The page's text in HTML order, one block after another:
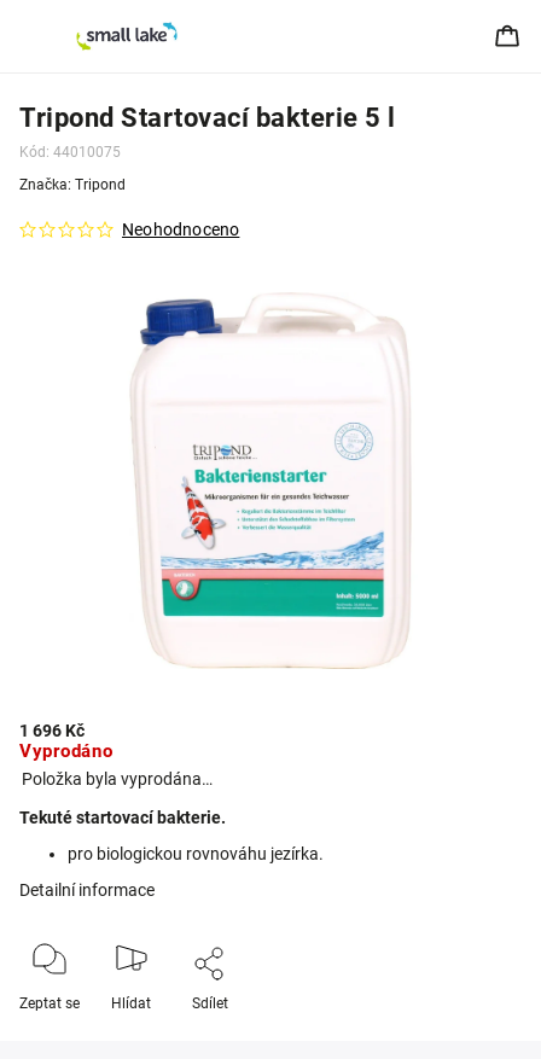
Tripond Startovací bakterie 5 l
Kód: 44010075
Neohodnoceno
Značka: Tripond
1 696 Kč
Vyprodáno
Položka byla vyprodána…
Tekuté startovací bakterie.
pro biologickou rovnováhu jezírka.
Detailní informace
Zeptat se Hlídat Sdílet